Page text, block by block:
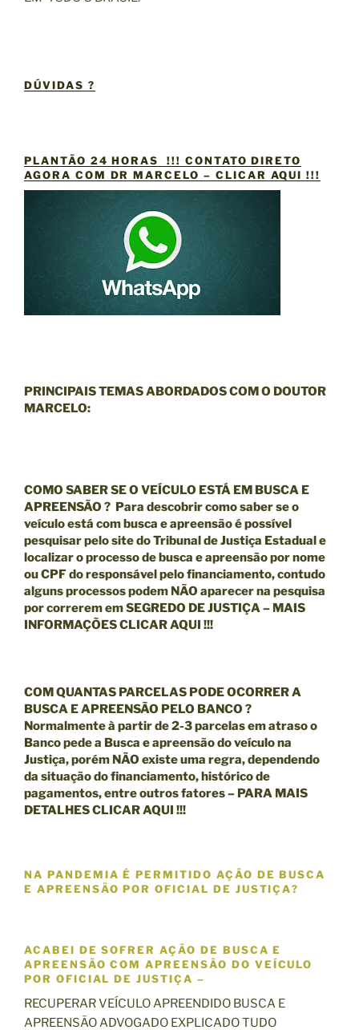
DÚVIDAS ?
PLANTÃO 24 HORAS !!! CONTATO DIRETO
AGORA COM DR MARCELO – CLICAR AQUI !!!
PRINCIPAIS TEMAS ABORDADOS COM O DOUTOR
MARCELO:
COMO SABER SE O VEÍCULO ESTÁ EM BUSCA E
APREENSÃO ? Para descobrir como saber se o
veículo está com busca e apreensão é possível
pesquisar pelo site do Tribunal de Justiça Estadual e
localizar o processo de busca e apreensão por nome
ou CPF do responsável pelo financiamento, contudo
alguns processos podem NÃO aparecer na pesquisa
por correrem em SEGREDO DE JUSTIÇA – MAIS
INFORMAÇÕESCLICAR AQUI !!!
COM QUANTAS PARCELAS PODE OCORRER A
BUSCA E APREENSÃO PELO BANCO ?
Normalmente à partir de 2-3 parcelas em atraso o
Banco pede a Busca e apreensão do veículo na
Justiça, porém NÃO existe uma regra, dependendo
da situação do financiamento, histórico de
pagamentos, entre outros fatores – PARA MAIS
DETALHESCLICAR AQUI !!!
NA PANDEMIA É PERMITIDO AÇÃO DE BUSCA
E APREENSÃO POR OFICIAL DE JUSTIÇA?
ACABEI DE SOFRER AÇÃO DE BUSCA E
APREENSÃO COM APREENSÃO DO VEÍCULO
POR OFICIAL DE JUSTIÇA –
RECUPERAR VEÍCULO APREENDIDO BUSCA E
APREENSÃO ADVOGADO EXPLICADO TUDO